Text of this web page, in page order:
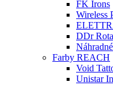
FK Irons
Wireless
DDr
Farby REACH
Void
Unistar